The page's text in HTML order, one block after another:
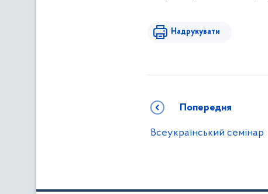
Надрукувати
Попередня
Всеукраїнський семінар